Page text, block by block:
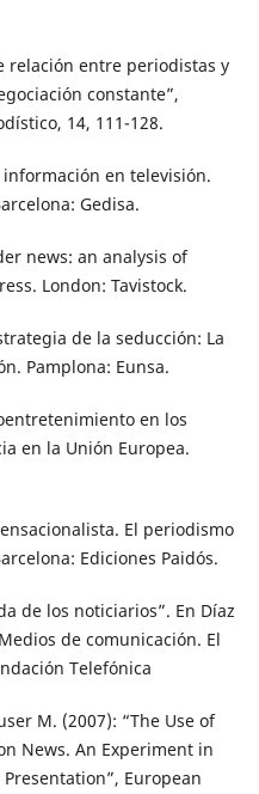
relación entre periodistas y
constante”,
14, 111-128.
en televisión.
Gedisa.
news: an analysis of
London: Tavistock.
de la seducción: La
Pamplona: Eunsa.
en los
en la Unión Europea.
El periodismo
Ediciones Paidós.
de los noticiarios”. En Díaz
de comunicación. El
Telefónica
M. (2007): “The Use of
News. An Experiment in
European